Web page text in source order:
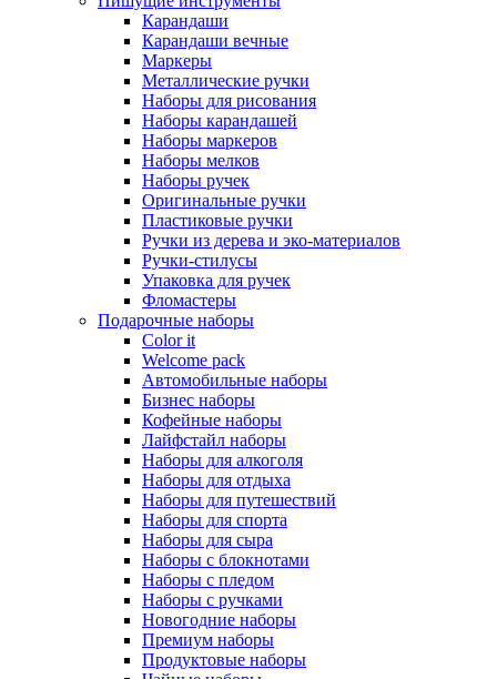
Карандаши
Карандаши вечные
Маркеры
Металлические ручки
Наборы для рисования
Наборы карандашей
Наборы маркеров
Наборы мелков
Наборы ручек
Оригинальные ручки
Пластиковые ручки
Ручки из дерева и эко-материалов
Ручки-стилусы
Упаковка для ручек
Фломастеры
Подарочные наборы
Color it
Welcome pack
Автомобильные наборы
Бизнес наборы
Кофейные наборы
Лайфстайл наборы
Наборы для алкоголя
Наборы для отдыха
Наборы для путешествий
Наборы для спорта
Наборы для сыра
Наборы с блокнотами
Наборы с пледом
Наборы с ручками
Новогодние наборы
Премиум наборы
Продуктовые наборы